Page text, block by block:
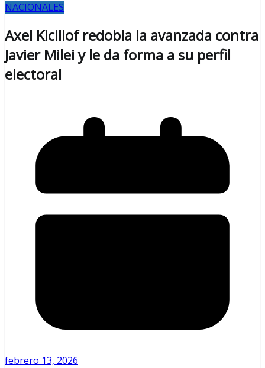
NACIONALES
Axel Kicillof redobla la avanzada contra
Javier Milei y le da forma a su perfil
electoral
febrero 13, 2026